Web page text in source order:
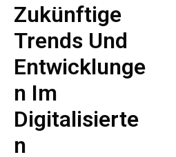
Zukünftige
Trends Und
Entwicklunge
N Im
Digitalisierte
N